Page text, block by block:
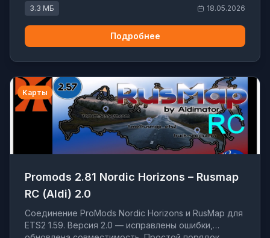
3.3 МБ 18.05.2026
Подробнее
Карты
Promods 2.81 Nordic Horizons – Rusmap
RC (Aldi) 2.0
Соединение ProMods Nordic Horizons и RusMap для
ETS2 1.59. Версия 2.0 — исправлены ошибки,